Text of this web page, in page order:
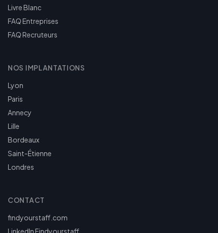
Livre Blanc
FAQ Entreprises
FAQ Recruteurs
NOS IMPLANTATIONS
Lyon
Paris
Annecy
Lille
Bordeaux
Saint-Étienne
Londres
CONTACT
findyourstaff.com
LinkedIn Findyourstaff